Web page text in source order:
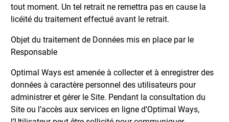
tout moment. Un tel retrait ne remettra pas en cause la
licéité du traitement effectué avant le retrait.
Objet du traitement de Données mis en place par le
Responsable
Optimal Ways est amenée à collecter et à enregistrer des
données à caractère personnel des utilisateurs pour
administrer et gérer le Site. Pendant la consultation du
Site ou l’accès aux services en ligne d’Optimal Ways,